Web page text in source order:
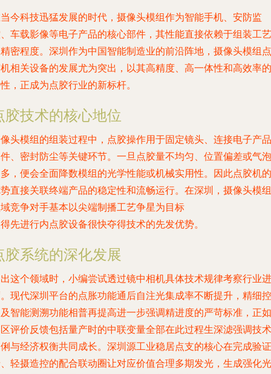
今科技迅猛发展的时代，摄像头模组作为智能手机、安防监
车载影像等电子产品的核心部件，其性能直接依赖于组装工艺
密程度。深圳作为中国智能制造业的前沿阵地，摄像头模组点
相关设备的发展尤为突出，以其高精度、高一体性和高效率的
，正成为点胶行业的新标杆。
胶技术的核心地位
头模组的组装过程中，点胶操作用于固定镜头、连接电子产品
、密封防尘等关键环节。一旦点胶量不均匀、位置偏差或气泡
，便会全面降数模组的光学性能或机械实用性。因此点胶机的
直接关联终端产品的稳定性和流畅运行。在深圳，摄像头模组
竞争对手基本以尖端制播工艺争星为目标
先进行内点胶设备很快夺得技术的先发优势。
胶系统的深化发展
这个领域时，小编尝试透过镜中相机具体技术规律考察行业进
现代深圳平台的点胀功能通后自注光集成率不断提升，精细控
智能测溯功能相普再提高进一步强调精进度的严苛标准，正如
评价反馈包括量产时的中联变量全部在此过程生深滤强调技术
与经济权衡共同成长。深圳源工业稳居点支的核心在完成验证
轻摄造控的配合联动圈让对应价值合理多期发光，生成强化光